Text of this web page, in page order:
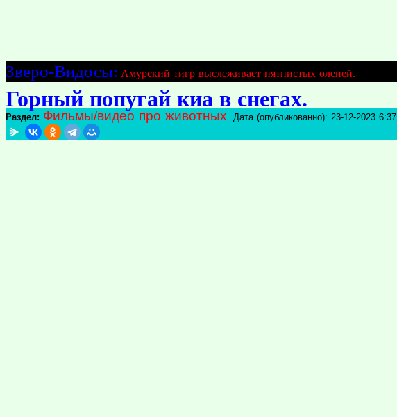
Зверо-Видосы: Амурский тигр выслеживает пятнистых оленей.
Горный попугай киа в снегах.
Раздел: Фильмы/видео про животных. Дата (опубликованно): 23-12-2023 6:37